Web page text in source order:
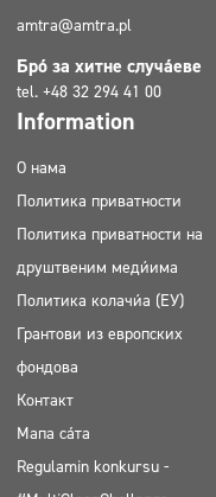
amtra@amtra.pl
Број за хитне случајеве
tel. +48 32 294 41 00
Information
О нама
Политика приватности
Политика приватности на
друштвеним медијима
Политика колачића (ЕУ)
Грантови из европских
фондова
Контакт
Мапа сајта
Regulamin konkursu -